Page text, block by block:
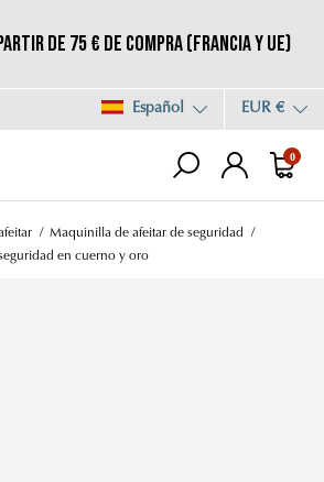
de 75 € de compra (Francia y UE)
Español EUR €
0
Maquinilla de afeitar de seguridad
en cuerno y oro